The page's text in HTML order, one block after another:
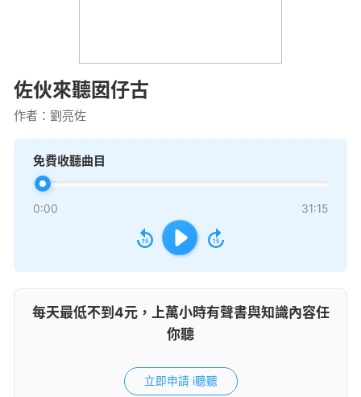
佐伙來聽囡仔古
作者： 劉亮佐
免費收聽曲目
0:00 31:15
每天最低不到4元，上萬小時有聲書與知識內容任
你聽
立即申請 i聽聽